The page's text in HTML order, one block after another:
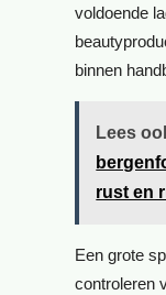
voldoende
binnen
Lees
rust en
Een grote
controleren